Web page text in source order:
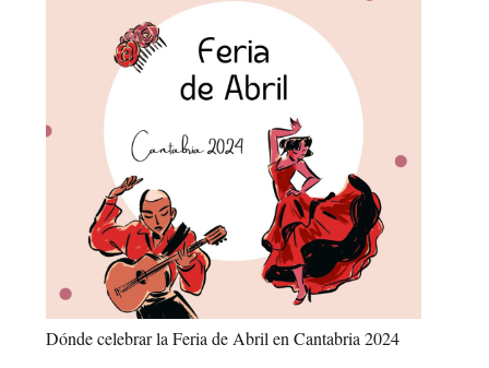
Dónde celebrar la Feria de Abril en Cantabria 2024